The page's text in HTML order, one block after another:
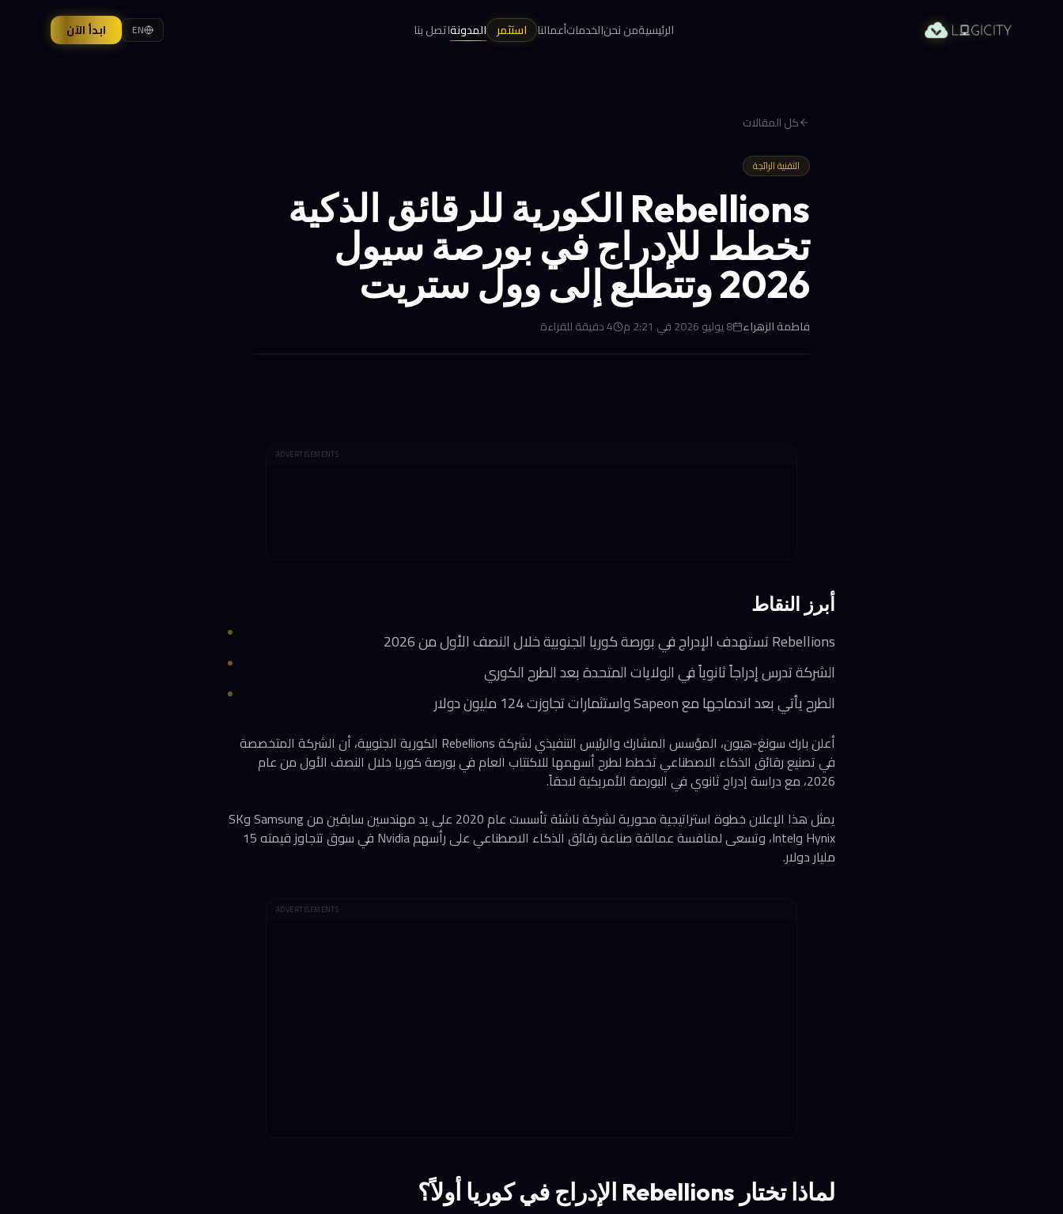
الرئيسيةمن نحنالخدماتأعمالنا استثمر المدونةاتصل بنا EN ابدأ الآن
كل المقالات
التقنية الرائجة
Rebellions الكورية للرقائق الذكية
تخطط للإدراج في بورصة سيول
2026 وتتطلع إلى وول ستريت
فاطمة الزهراء 8 يوليو 2026 في 2:21 م 4دقيقة للقراءة
ADVERTISEMENTS
أبرز النقاط
Rebellions تستهدف الإدراج في بورصة كوريا الجنوبية خلال النصف الأول من 2026
الشركة تدرس إدراجاً ثانوياً في الولايات المتحدة بعد الطرح الكوري
الطرح يأتي بعد اندماجها مع Sapeon واستثمارات تجاوزت 124 مليون دولار
أعلن بارك سونغ-هيون، المؤسس المشارك والرئيس التنفيذي لشركة Rebellions الكورية الجنوبية، أن الشركة المتخصصة
في تصنيع رقائق الذكاء الاصطناعي تخطط لطرح أسهمها للاكتتاب العام في بورصة كوريا خلال النصف الأول من عام
2026، مع دراسة إدراج ثانوي في البورصة الأمريكية لاحقاً.
يمثل هذا الإعلان خطوة استراتيجية محورية لشركة ناشئة تأسست عام 2020 على يد مهندسين سابقين من Samsung وSK
Hynix وIntel، وتسعى لمنافسة عمالقة صناعة رقائق الذكاء الاصطناعي على رأسهم Nvidia في سوق تتجاوز قيمته 15
مليار دولار.
ADVERTISEMENTS
لماذا تختار Rebellions الإدراج في كوريا أولاً؟